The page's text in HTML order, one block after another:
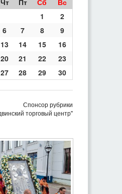
1
2
6 7 8
9
13 14 15
16
20 21 22
23
27 28 29 30
Спонсор рубрики
торговый центр"